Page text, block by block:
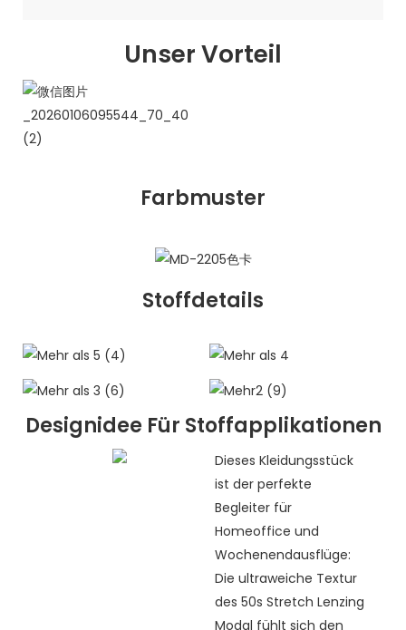
Unser Vorteil
Farbmuster
Stoffdetails
Designidee Für Stoffapplikationen
Dieses Kleidungsstück
ist der perfekte
Begleiter für
Homeoffice und
Wochenendausflüge:
Die ultraweiche Textur
des 50s Stretch Lenzing
Modal fühlt sich den